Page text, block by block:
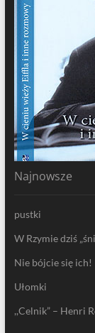
Najnowsze
pustki
W Rzymie dziś
Nie bójcie się ich!
Ułomki
,,Celnik” – Henri